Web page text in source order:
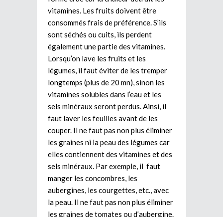
vitamines. Les fruits doivent être
consommés frais de préférence. S’ils
sont séchés ou cuits, ils perdent
également une partie des vitamines.
Lorsqu’on lave les fruits et les
légumes, il faut éviter de les tremper
longtemps (plus de 20 mn), sinon les
vitamines solubles dans l’eau et les
sels minéraux seront perdus. Ainsi, il
faut laver les feuilles avant de les
couper. Il ne faut pas non plus éliminer
les graines ni la peau des légumes car
elles contiennent des vitamines et des
sels minéraux. Par exemple, il faut
manger les concombres, les
aubergines, les courgettes, etc., avec
la peau. Il ne faut pas non plus éliminer
les graines de tomates ou d’aubergine.